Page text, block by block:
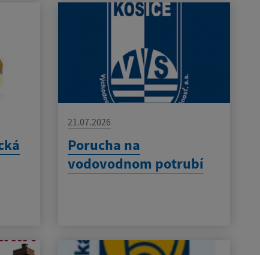
21.07.2026
Porucha na
vodovodnom potrubí